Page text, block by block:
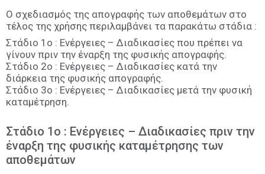
Ο σχεδιασμός της απογραφής των αποθεμάτων στο
τέλος της χρήσης περιλαμβάνει τα παρακάτω στάδια :
Στάδιο 1ο : Ενέργειες – Διαδικασίες που πρέπει να
γίνουν πριν την έναρξη της φυσικής απογραφής.
Στάδιο 2ο : Ενέργειες – Διαδικασίες κατά την
διάρκεια της φυσικής απογραφής.
Στάδιο 3ο : Ενέργειες – Διαδικασίες μετά την φυσική
καταμέτρηση.
Στάδιο 1ο : Ενέργειες – Διαδικασίες πριν την
έναρξη της φυσικής καταμέτρησης των
αποθεμάτων